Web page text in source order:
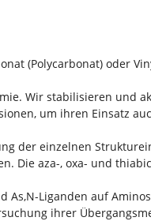
(Polycarbonat) oder
Wir stabilisieren und
um ihren Einsatz
der einzelnen
Die aza-, oxa- und
As,N-Liganden auf
ihrer